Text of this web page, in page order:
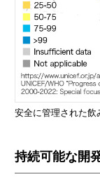
安全に管理された飲
持続可能な開